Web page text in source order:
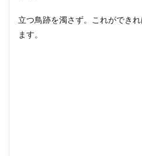
立つ鳥跡を濁さず。これができ
ます。